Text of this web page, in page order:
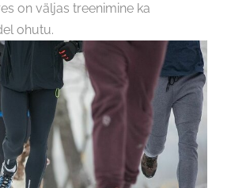
on väljas treenimine ka
ohutu.